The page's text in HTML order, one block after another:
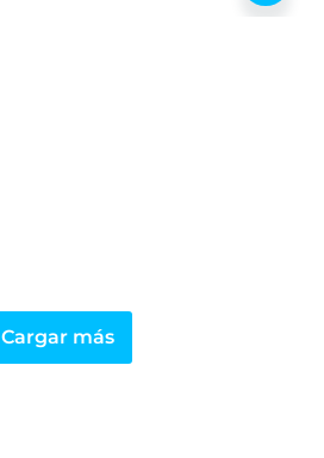
Cargar más